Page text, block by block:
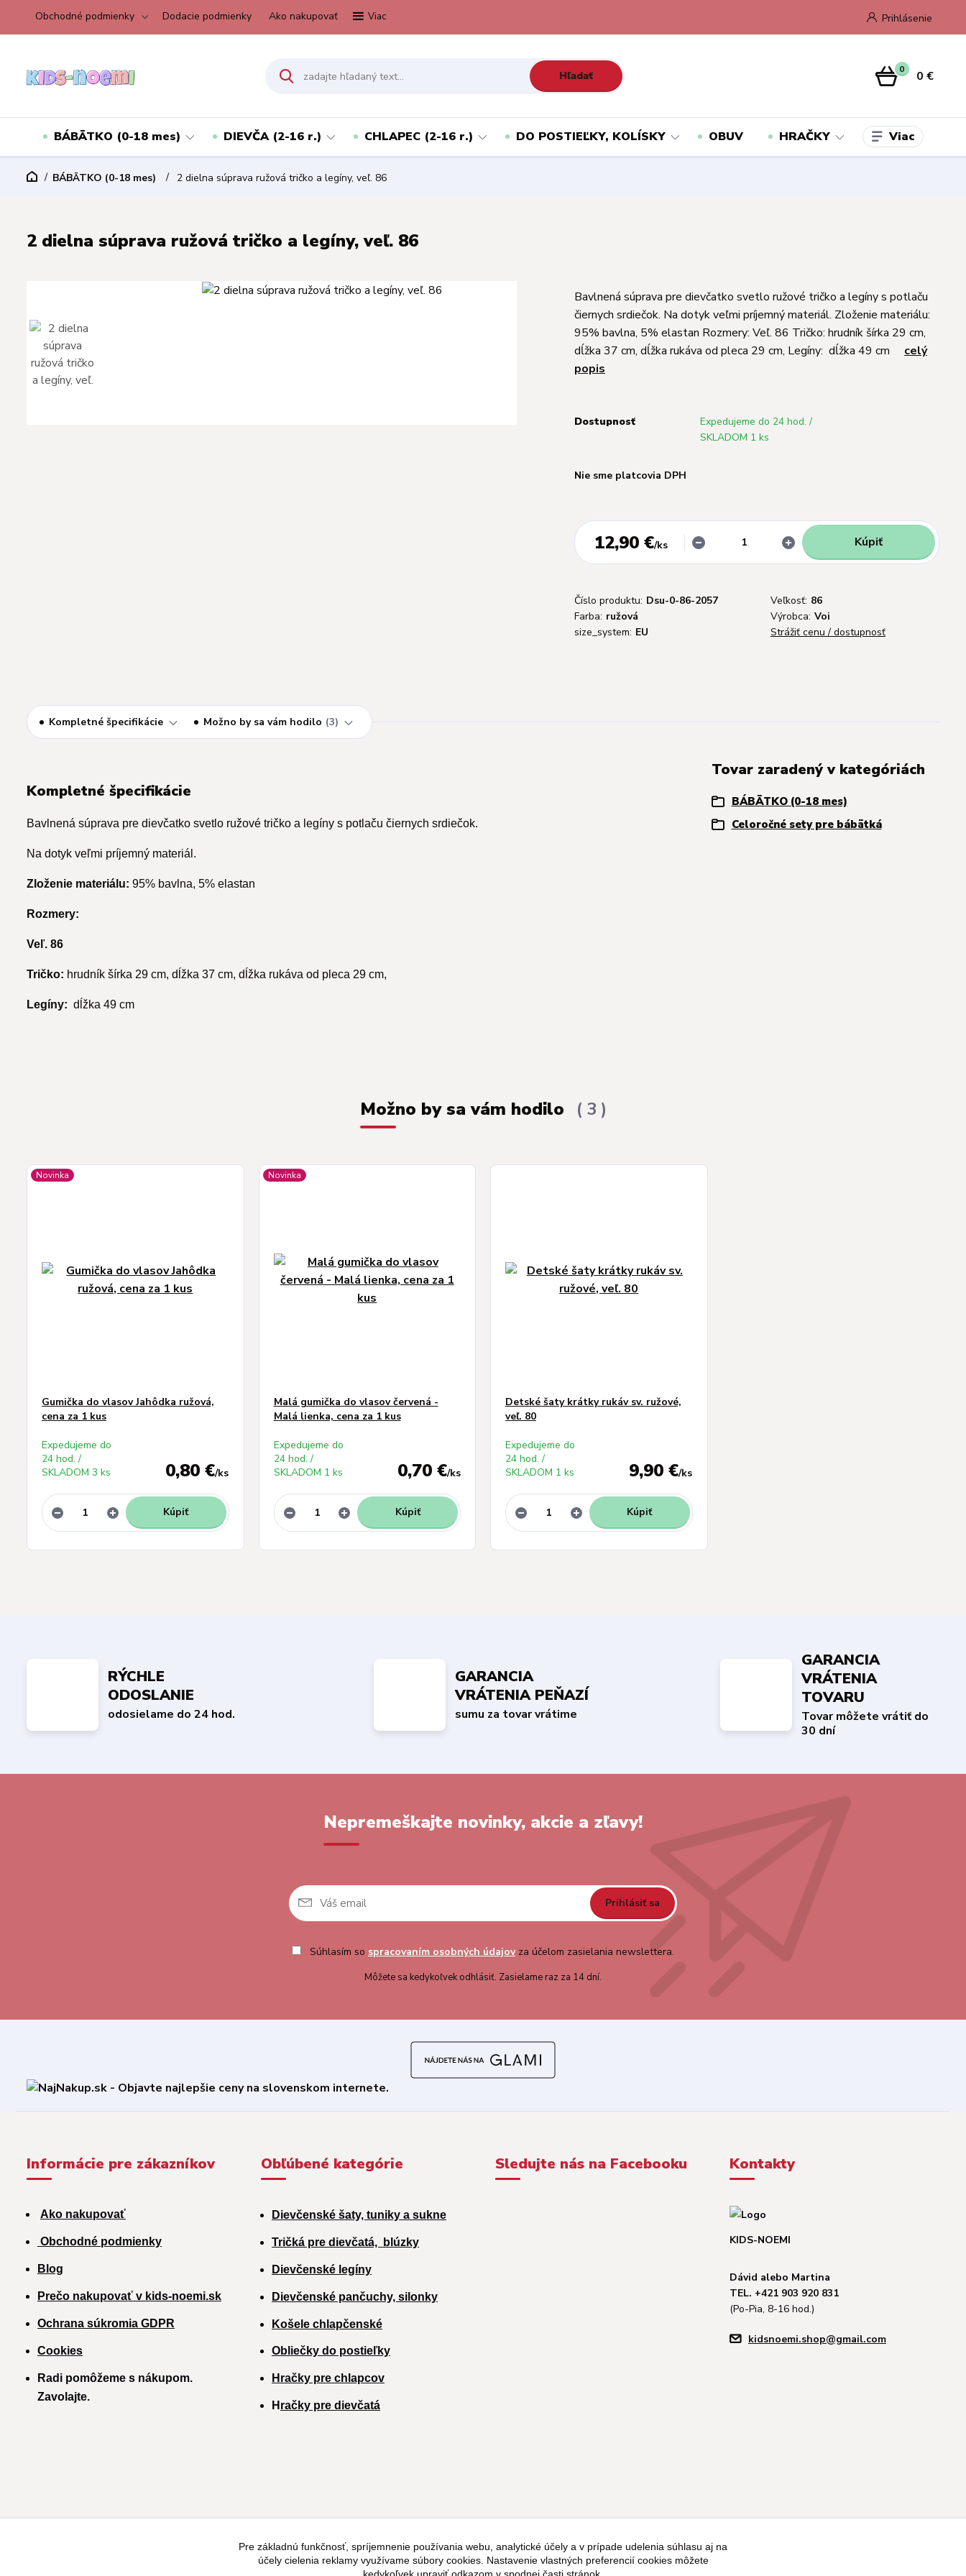
Obchodné podmienky Dodacie podmienky Ako nakupovať Viac Prihlásenie
Hľadať 0 0 €
BÁBÄTKO (0-18 mes) DIEVČA (2-16 r.) CHLAPEC (2-16 r.) DO POSTIEĽKY, KOLÍSKY OBUV HRAČKY Viac
BÁBÄTKO (0-18 mes) 2 dielna súprava ružová tričko a legíny, veľ. 86
2 dielna súprava ružová tričko a legíny, veľ. 86
Bavlnená súprava pre dievčatko svetlo ružové tričko a legíny s potlaču
čiernych srdiečok. Na dotyk veľmi príjemný materiál. Zloženie materiálu:
95% bavlna, 5% elastan Rozmery: Veľ. 86 Tričko: hrudník šírka 29 cm,
dĺžka 37 cm, dĺžka rukáva od pleca 29 cm, Legíny: dĺžka 49 cm celý
popis
Dostupnosť
Expedujeme do 24 hod. /
SKLADOM 1 ks
Nie sme platcovia DPH
12,90 €/ks Kúpiť
Číslo produktu: Dsu-0-86-2057 Veľkosť: 86
Farba: ružová Výrobca: Voi
size_system: EU Strážiť cenu / dostupnosť
Kompletné špecifikácie Možno by sa vám hodilo 3
Kompletné špecifikácie
Bavlnená súprava pre dievčatko svetlo ružové tričko a legíny s potlaču čiernych srdiečok.
Na dotyk veľmi príjemný materiál.
Zloženie materiálu: 95% bavlna, 5% elastan
Rozmery:
Veľ. 86
Tričko: hrudník šírka 29 cm, dĺžka 37 cm, dĺžka rukáva od pleca 29 cm,
Legíny: dĺžka 49 cm
Tovar zaradený v kategóriách
BÁBÄTKO (0-18 mes)
Celoročné sety pre bábätká
Možno by sa vám hodilo 3
Novinka
Gumička do vlasov Jahôdka ružová,
cena za 1 kus
0,80 €/ks
Expedujeme do
24 hod. /
SKLADOM 3 ks
Kúpiť
Novinka
Malá gumička do vlasov červená -
Malá lienka, cena za 1 kus
0,70 €/ks
Expedujeme do
24 hod. /
SKLADOM 1 ks
Kúpiť
Detské šaty krátky rukáv sv. ružové,
veľ. 80
9,90 €/ks
Expedujeme do
24 hod. /
SKLADOM 1 ks
Kúpiť
RÝCHLE
ODOSLANIE
odosielame do 24 hod.
GARANCIA
VRÁTENIA PEŇAZÍ
sumu za tovar vrátime
GARANCIA
VRÁTENIA
TOVARU
Tovar môžete vrátiť do
30 dní
Nepremeškajte novinky, akcie a zľavy!
Prihlásiť sa
Súhlasím so spracovaním osobných údajovza účelom zasielania newslettera.
Môžete sa kedykoľvek odhlásiť. Zasielame raz za 14 dní.
Informácie pre zákazníkov
Ako nakupovať
Obchodné podmienky
Blog
Prečo nakupovať v kids-noemi.sk
Ochrana súkromia GDPR
Cookies
Radi pomôžeme s nákupom.
Zavolajte.
Obľúbené kategórie
Dievčenské šaty, tuniky a sukne
Tričká pre dievčatá, blúzky
Dievčenské legíny
Dievčenské pančuchy, silonky
Košele chlapčenské
Obliečky do postieľky
Hračky pre chlapcov
H račky pre dievčatá
Sledujte nás na Facebooku Kontakty
KIDS-NOEMI
Dávid alebo Martina
TEL. +421 903 920 831
(Po-Pia, 8-16 hod.)
kidsnoemi.shop@gmail.com
Pre základnú funkčnosť, spríjemnenie používania webu, analytické účely a v prípade udelenia súhlasu aj na
účely cielenia reklamy využívame súbory cookies. Nastavenie vlastných preferencií cookies môžete